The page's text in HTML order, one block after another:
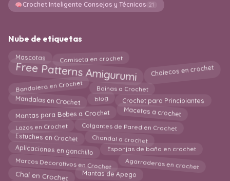
Crochet Inteligente Consejos y Técnicas 21
Nube de etiquetas
Mascotas Camiseta en crochet
Free Patterns Amigurumi Chalecos en crochet
Bandolera en Crochet Boinas a Crochet
Mandalas en Crochet blog Crochet para Principiantes
Mantas para Bebes a Crochet Macetas a crochet
Lazos en Crochet Colgantes de Pared en Crochet
Estuches en Crochet Chandal a crochet
Aplicaciones en ganchillo Esponjas de baño en crochet
Marcos Decorativos en Crochet Agarraderas en crochet
Chal en Crochet Mantas de Apego